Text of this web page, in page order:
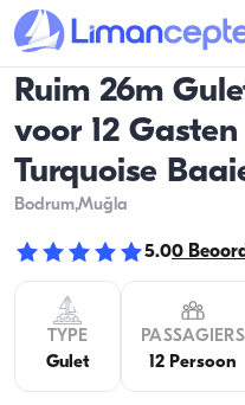
Ruim 26m
voor 12
Turquoise
Bodrum,Muğla
5.00
TYPE
Gulet
PASSAGIERS
12 Persoon